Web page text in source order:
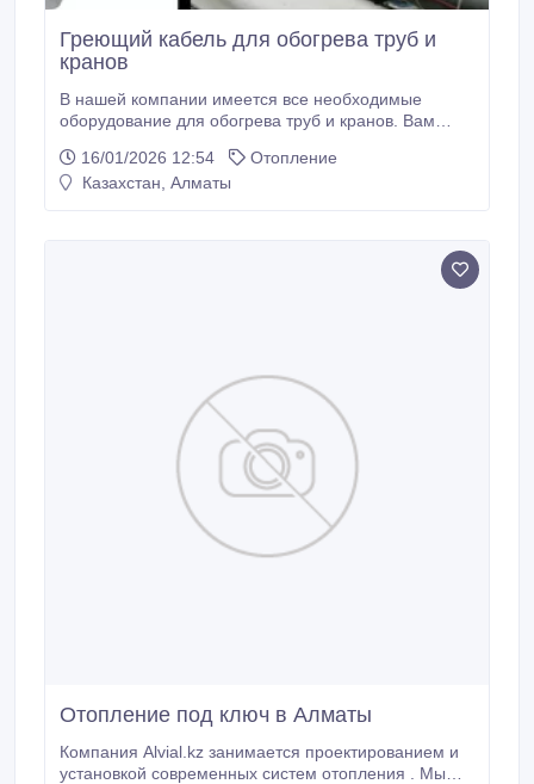
Греющий кабель для обогрева труб и
кранов
В нашей компании имеется все необходимые
оборудование для обогрева труб и кранов. Вам
оставить запрос на обратный звонок и наши
специалисты с вами свяжутся и ответят на все ваши
16/01/2026 12:54
Отопление
Казахстан, Алматы
Отопление под ключ в Алматы
Компания Alvial.kz занимается проектированием и
установкой современных систем отопления . Мы